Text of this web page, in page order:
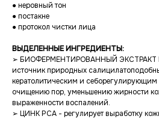
● неровный тон
● постакне
● протокол чистки лица
ВЫДЕЛЕННЫЕ ИНГРЕДИЕНТЫ:
➢ БИОФЕРМЕНТИРОВАННЫЙ
источник природных
кератолитическим и себорегулирующим
очищению пор, уменьшению жирности
выраженности воспалений.
➢ ЦИНК PCA - регулирует выработку